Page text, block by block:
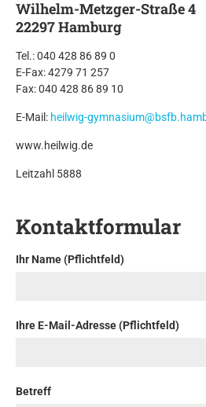
Wilhelm-Metzger-Straße 4
22297 Hamburg
Tel.: 040 428 86 89 0
E-Fax: 4279 71 257
Fax: 040 428 86 89 10
E-Mail: heilwig-
www.heilwig.de
Leitzahl 5888
Kontaktformular
Ihr Name (Pflichtfeld)
Ihre E-Mail-Adresse (Pflichtfeld)
Betreff